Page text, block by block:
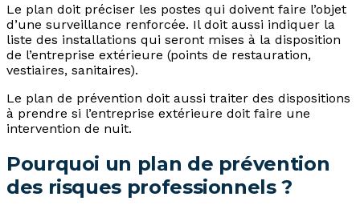
Le plan doit préciser les postes qui doivent faire l’objet
d’une surveillance renforcée. Il doit aussi indiquer la
liste des installations qui seront mises à la disposition
de l’entreprise extérieure (points de restauration,
vestiaires, sanitaires).
Le plan de prévention doit aussi traiter des dispositions
à prendre si l’entreprise extérieure doit faire une
intervention de nuit.
Pourquoi un plan de prévention
des risques professionnels ?